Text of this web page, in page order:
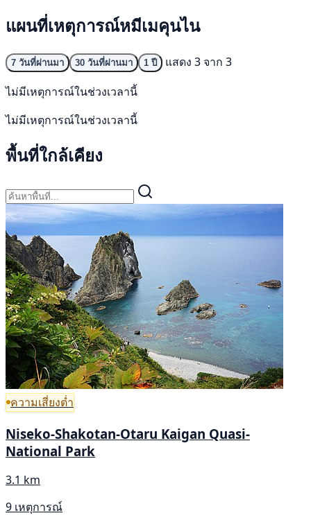
แผนที่เหตุการณ์หมีเมคุนไน
7 วันที่ผ่านมา 30 วันที่ผ่านมา 1 ปี
แสดง 3 จาก 3
ไม่มีเหตุการณ์ในช่วงเวลานี้
ไม่มีเหตุการณ์ในช่วงเวลานี้
พื้นที่ใกล้เคียง
ความเสี่ยงต่ำ
Niseko-Shakotan-Otaru Kaigan Quasi-
National Park
3.1 km
9 เหตุการณ์